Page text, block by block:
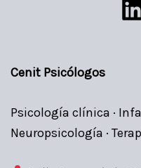
Cenit Psicólogos
Psicología clínica ·
Neuropsicología ·